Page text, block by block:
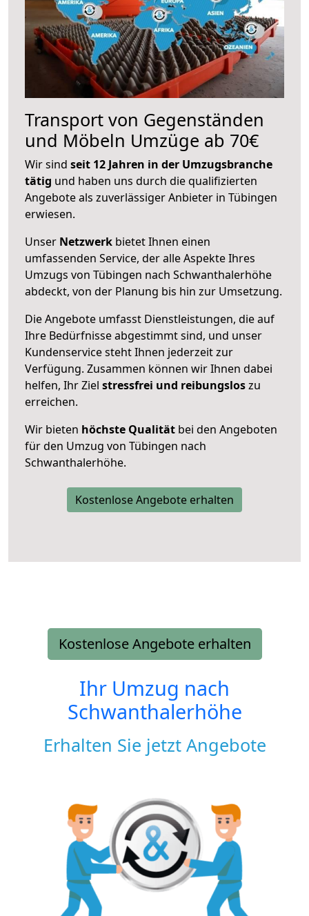
Transport von Gegenständen
und Möbeln Umzüge ab 70€
Wir sind seit 12 Jahren in der Umzugsbranche
tätig und haben uns durch die qualifizierten
Angebote als zuverlässiger Anbieter in Tübingen
erwiesen.
Unser Netzwerk bietet Ihnen einen
umfassenden Service, der alle Aspekte Ihres
Umzugs von Tübingen nach Schwanthalerhöhe
abdeckt, von der Planung bis hin zur Umsetzung.
Die Angebote umfasst Dienstleistungen, die auf
Ihre Bedürfnisse abgestimmt sind, und unser
Kundenservice steht Ihnen jederzeit zur
Verfügung. Zusammen können wir Ihnen dabei
helfen, Ihr Ziel stressfrei und reibungsloszu
erreichen.
Wir bieten höchste Qualität bei den Angeboten
für den Umzug von Tübingen nach
Schwanthalerhöhe.
Kostenlose Angebote erhalten
Kostenlose Angebote erhalten
Ihr Umzug nach
Schwanthalerhöhe
Erhalten Sie jetzt Angebote